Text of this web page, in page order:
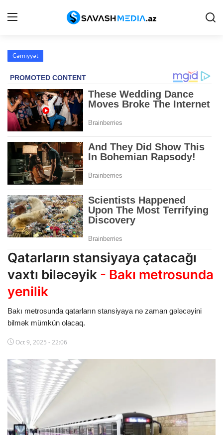
Haqqımızda
Peşə etikası
Reklam
Gündəm
Siyasət
İqtisadiyyat
Hadisə
Dünya
Cəmiyyət
İdman
Mövqe
Maraqlı
Sağlıq
Digər
Cəmiyyət
Qatarların stansiyaya çatacağı
vaxtı biləcəyik - Bakı metrosunda
yenilik
Bakı metrosunda qatarların stansiyaya nə zaman gələcəyini
bilmək mümkün olacaq.
Oct 9, 2025 - 22:06